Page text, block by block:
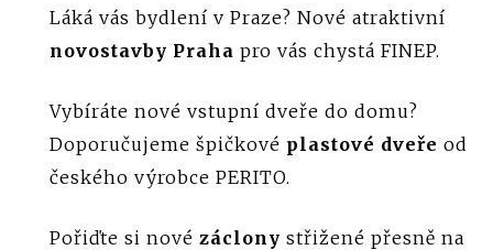
Láká vás bydlení v Praze? Nové atraktivní
novostavby Praha pro vás chystá FINEP.
Vybíráte nové vstupní dveře do domu?
Doporučujeme špičkové plastové dveře od
českého výrobce PERITO.
Pořiďte si nové záclony střižené přesně na